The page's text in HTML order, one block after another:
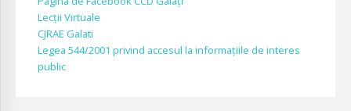
Lecții Virtuale
CJRAE Galati
Legea 544/2001 privind accesul la informațiile de interes
public